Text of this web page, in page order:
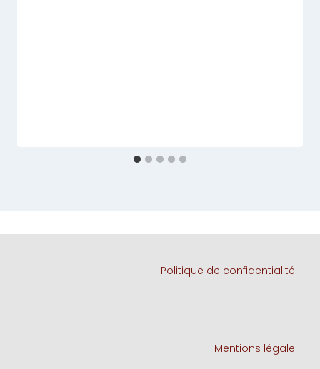
Politique de confidentialité
Mentions légale